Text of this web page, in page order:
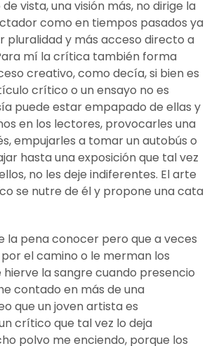
vista, una visión más, no dirige la
como en tiempos pasados ya
pluralidad y más acceso directo a
mí la crítica también forma
creativo, como decía, si bien es
crítico o un ensayo no es
puede estar empapado de ellas y
en los lectores, provocarles una
empujarles a tomar un autobús o
hasta una exposición que tal vez
no les deje indiferentes. El arte
se nutre de él y propone una cata
la pena conocer pero que a veces
el camino o le merman los
hierve la sangre cuando presencio
contado en más de una
que un joven artista es
crítico que tal vez lo deja
polvo me enciendo, porque los